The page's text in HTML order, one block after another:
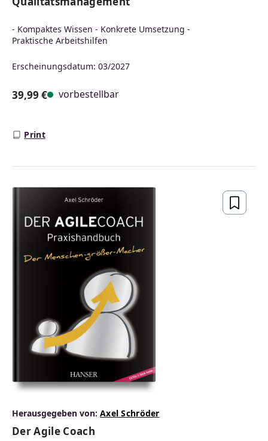
- Kompaktes Wissen - Konkrete Umsetzung -
Praktische Arbeitshilfen
Erscheinungsdatum: 03/2027
39,99 € vorbestellbar
Print
Herausgegeben von: Axel Schröder
Der Agile Coach